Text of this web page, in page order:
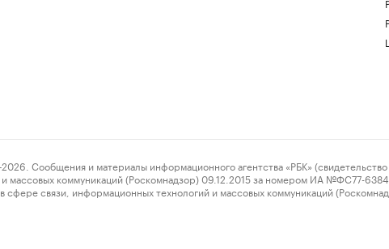
и материалы информационного агентства «РБК» (свидетельство
коммуникаций (Роскомнадзор) 09.12.2015 за номером ИА №ФС77-
связи, информационных технологий и массовых коммуникаций